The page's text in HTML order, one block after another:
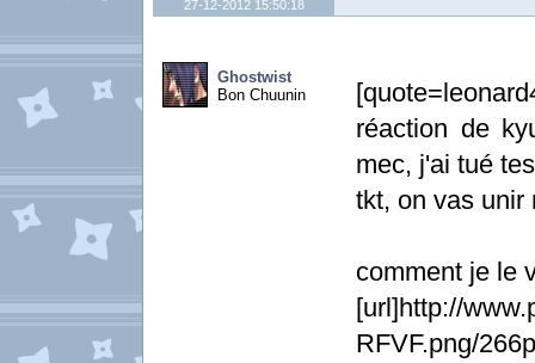
27-12-2012 15:50:18
Ghostwist
Bon Chuunin
réaction de
mec, j'ai tué
tkt, on vas unir
comment je le
[url]http://
RFVF.png/